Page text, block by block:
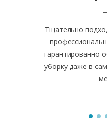
Тщательно
гарантированно
уборку даже в